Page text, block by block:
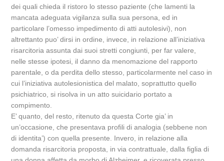
dei quali chieda il ristoro lo stesso paziente (che lamenti la
mancata adeguata vigilanza sulla sua persona, ed in
particolare l’omesso impedimento di atti autolesivi), non
altrettanto puo’ dirsi in ordine, invece, in relazione all’iniziativa
risarcitoria assunta dai suoi stretti congiunti, per far valere,
nelle stesse ipotesi, il danno da menomazione del rapporto
parentale, o da perdita dello stesso, particolarmente nel caso in
cui l’iniziativa autolesionistica del malato, soprattutto quello
psichiatrico, si risolva in un atto suicidario portato a
compimento.
E’ quanto, del resto, ritenuto da questa Corte gia’ in
un’occasione, che presentava profili di analogia (sebbene non
di identita’) con quella presente. Invero, in relazione alla
domanda risarcitoria proposta, in via contrattuale, dalla figlia di